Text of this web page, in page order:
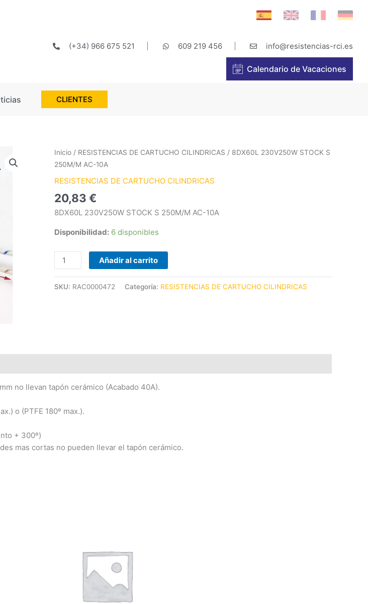
(+34) 966 675 521
609 219 456 info@resistencias-rci.es
Calendario de Vacaciones
CLIENTES
Inicio / RESISTENCIAS DE CARTUCHO CILINDRICAS / 8DX60L 230V250W STOCK S
250M/M AC-10A
RESISTENCIAS DE CARTUCHO CILINDRICAS
20,83 €
8DX60L 230V250W STOCK S 250M/M AC-10A
Disponibilidad: 6 disponibles
8DX60L
230V250W
250M/M
AC-
cantidad
Añadir al carrito
SKU: RAC0000472 Categoría: RESISTENCIAS DE CARTUCHO CILINDRICAS
no llevan tapón cerámico (Acabado 40A).
o (PTFE 180º max.).
+ 300º)
mas cortas no pueden llevar el tapón cerámico.